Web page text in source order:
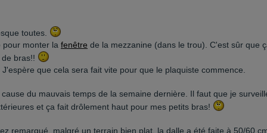
toutes.
pour monter la fenêtre de la mezzanine (dans le trou). C'est sûr que
bras!!
que cela sera fait vite pour que le plaquiste commence.
du mauvais temps de la semaine dernière. Il faut que je
et ça fait drôlement haut pour mes petits bras!
remarqué, malgré un terrain bien plat, la dalle a été faite à 50/60